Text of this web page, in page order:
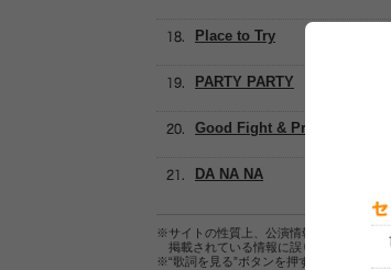
Place to Try
PARTY PARTY
Good Fight & Promise You
DA NA NA
※サイトの性質上、公演情報およびセット
掲載されている情報に誤りがある場合は
※“歌詞を見る”ボタンを押すと、株式会社